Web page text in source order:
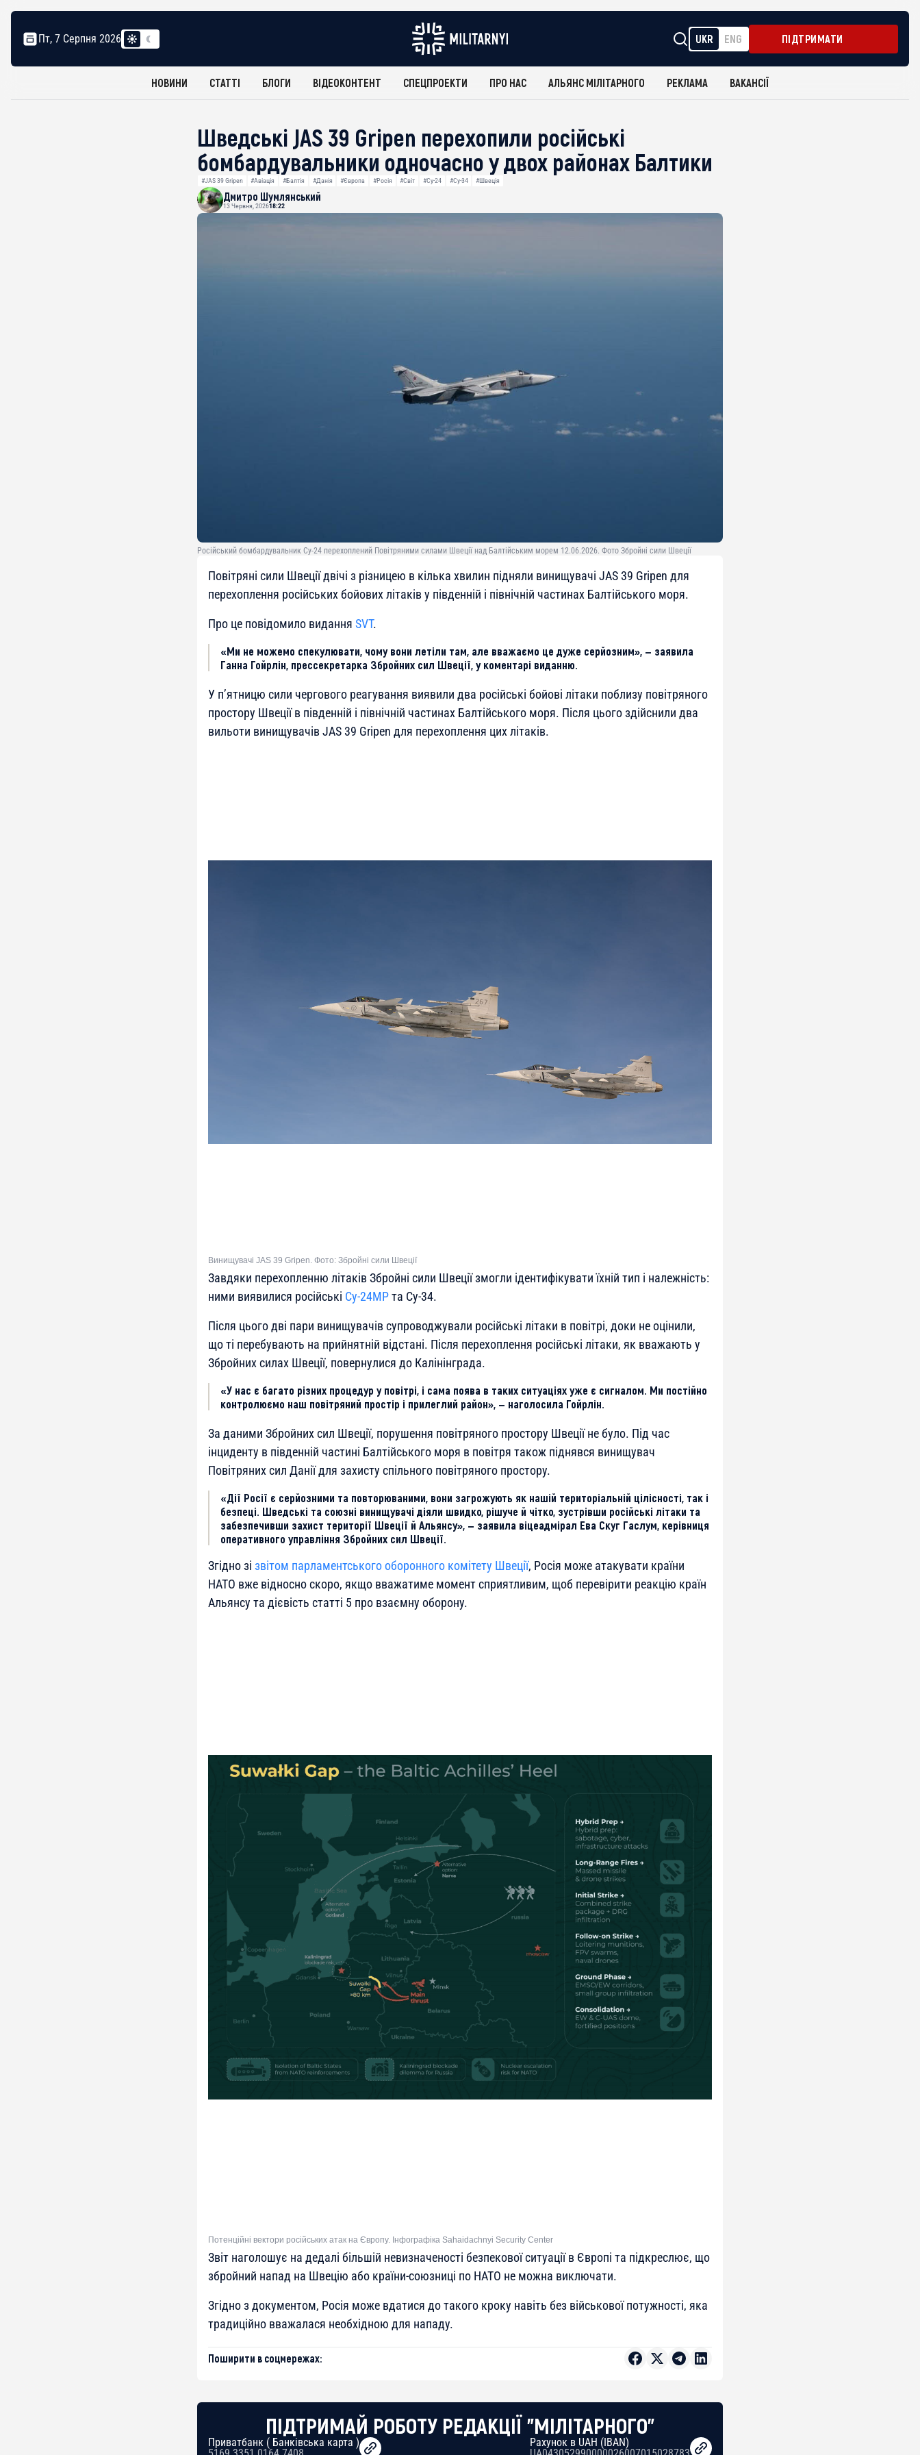
Пт, 7 Серпня 2026 UKR ENG ПІДТРИМАТИ
НОВИНИ СТАТТІ БЛОГИ ВІДЕОКОНТЕНТ СПЕЦПРОЕКТИ ПРО НАС АЛЬЯНС МІЛІТАРНОГО РЕКЛАМА ВАКАНСІЇ
Шведські JAS 39 Gripen перехопили російські
бомбардувальники одночасно у двох районах Балтики
#JAS 39 Gripen #Авіація #Балтія #Данія #Європа #Росія #Світ #Су-24 #Су-34 #Швеція
Дмитро Шумлянський
13 Червня, 202618:22
Російський бомбардувальник Су-24 перехоплений Повітряними силами Швеції над Балтійським морем 12.06.2026. Фото Збройні сили Швеції
Повітряні сили Швеції двічі з різницею в кілька хвилин підняли винищувачі JAS 39 Gripen для
перехоплення російських бойових літаків у південній і північній частинах Балтійського моря.
Про це повідомило видання SVT.
«Ми не можемо спекулювати, чому вони летіли там, але вважаємо це дуже серйозним», — заявила
Ганна Гойрлін, прессекретарка Збройних сил Швеції, у коментарі виданню.
У п’ятницю сили чергового реагування виявили два російські бойові літаки поблизу повітряного
простору Швеції в південній і північній частинах Балтійського моря. Після цього здійснили два
вильоти винищувачів JAS 39 Gripen для перехоплення цих літаків.
Винищувачі JAS 39 Gripen. Фото: Збройні сили Швеції
Завдяки перехопленню літаків Збройні сили Швеції змогли ідентифікувати їхній тип і належність:
ними виявилися російські Су-24МРта Су-34.
Після цього дві пари винищувачів супроводжували російські літаки в повітрі, доки не оцінили,
що ті перебувають на прийнятній відстані. Після перехоплення російські літаки, як вважають у
Збройних силах Швеції, повернулися до Калінінграда.
«У нас є багато різних процедур у повітрі, і сама поява в таких ситуаціях уже є сигналом. Ми постійно
контролюємо наш повітряний простір і прилеглий район», — наголосила Гойрлін.
За даними Збройних сил Швеції, порушення повітряного простору Швеції не було. Під час
інциденту в південній частині Балтійського моря в повітря також піднявся винищувач
Повітряних сил Данії для захисту спільного повітряного простору.
«Дії Росії є серйозними та повторюваними, вони загрожують як нашій територіальній цілісності, так і
безпеці. Шведські та союзні винищувачі діяли швидко, рішуче й чітко, зустрівши російські літаки та
забезпечивши захист території Швеції й Альянсу», — заявила віцеадмірал Ева Скуг Гаслум, керівниця
оперативного управління Збройних сил Швеції.
Згідно зі звітом парламентського оборонного комітету Швеції, Росія може атакувати країни
НАТО вже відносно скоро, якщо вважатиме момент сприятливим, щоб перевірити реакцію країн
Альянсу та дієвість статті 5 про взаємну оборону.
Потенційні вектори російських атак на Європу. Інфографіка Sahaidachnyi Security Center
Звіт наголошує на дедалі більшій невизначеності безпекової ситуації в Європі та підкреслює, що
збройний напад на Швецію або країни-союзниці по НАТО не можна виключати.
Згідно з документом, Росія може вдатися до такого кроку навіть без військової потужності, яка
традиційно вважалася необхідною для нападу.
Поширити в соцмережах:
ПІДТРИМАЙ РОБОТУ РЕДАКЦІЇ "МІЛІТАРНОГО"
Приватбанк ( Банківська карта )
Рахунок в UAH (IBAN)